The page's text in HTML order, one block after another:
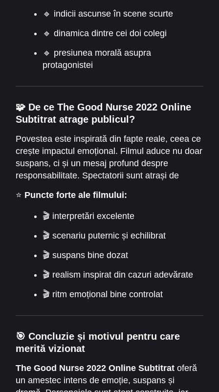
🔹 indicii ascunse în scene scurte
🔹 dinamica dintre cei doi colegi
🔹 presiunea morală asupra
protagonistei
🧩 De ce The Good Nurse 2022 Online
Subtitrat atrage publicul?
Povestea este inspirată din fapte reale, ceea ce
crește impactul emoțional. Filmul aduce nu doar
suspans, ci și un mesaj profund despre
responsabilitate. Spectatorii sunt atrași de
credibile. Fiecare etapă a poveștii este menită
să implice publicul.
⭐ Puncte forte ale filmului:
🎬 interpretări excelente
🎬 scenariu puternic și echilibrat
🎬 suspans bine dozat
🎬 realism inspirat din cazuri adevărate
🎬 ritm emoțional bine controlat
🎯 Concluzie și motivul pentru care
merită vizionat
The Good Nurse 2022 Online Subtitrat oferă
un amestec intens de emoție, suspans și